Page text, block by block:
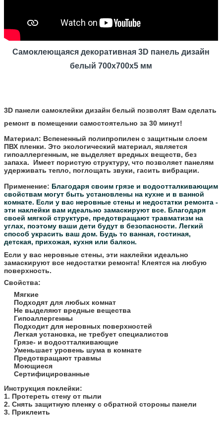
Самоклеющаяся декоративная 3D панель дизайн
белый 700x700x5 мм
3D панели самоклейки дизайн белый позволят Вам сделать
ремонт в помещении самостоятельно за 30 минут!
Материал: Вспененный полипропилен с защитным слоем
ПВХ пленки. Это экологический материал, является
гипоаллергенным, не выделяет вредных веществ, без
запаха. Имеет пористую структуру, что позволяет панелям
удерживать тепло, поглощать звуки, гасить вибрации.
Применение: Благодаря своим грязе и водоотталкивающим
свойствам могут быть установлены на кухне и в ванной
комнате. Если у вас неровные стены и недостатки ремонта -
эти наклейки вам идеально замаскируют все. Благодаря
своей мягкой структуре, предотвращают травматизм на
углах, поэтому ваши дети будут в безопасности. Легкий
способ украсить ваш дом. Будь то ванная, гостиная,
детская, прихожая, кухня или балкон.
Если у вас неровные стены, эти наклейки идеально
замаскируют все недостатки ремонта! Клеятся на любую
поверхность.
Свойства:
Мягкие
Подходят для любых комнат
Не выделяют вредные вещества
Гипоаллергенны
Подходит для неровных поверхностей
Легкая установка, не требует специалистов
Грязе- и водоотталкивающие
Уменьшает уровень шума в комнате
Предотвращают травмы
Моющиеся
Сертифицированные
​Инструкция поклейки:
1. Протереть стену от пыли
2. Снять защитную пленку с обратной стороны панели
3. Приклеить